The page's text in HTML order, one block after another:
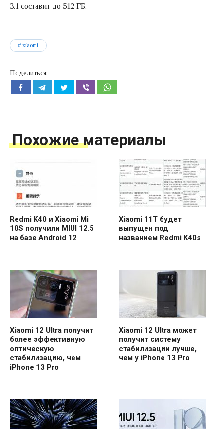
3.1 составит до 512 ГБ.
xiaomi
Поделиться:
Похожие материалы
Redmi K40 и Xiaomi Mi
10S получили MIUI 12.5
на базе Android 12
Xiaomi 11T будет
выпущен под
названием Redmi K40s
Xiaomi 12 Ultra получит
более эффективную
оптическую
стабилизацию, чем
iPhone 13 Pro
Xiaomi 12 Ultra может
получит систему
стабилизации лучше,
чем у iPhone 13 Pro